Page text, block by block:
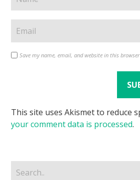
Save my name, email, and website in this
This site uses Akismet to reduce
your comment data is processed.